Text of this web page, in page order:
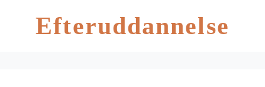
Efteruddannelse